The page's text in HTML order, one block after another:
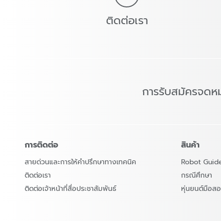
ติดต่อเรา
การรับสมัครจดห
การติดต่อ
สายด่วนและการให้คำปรึกษาทางเทคนิค
ติดต่อเรา
ติดต่อเจ้าหน้าที่สื่อประชาสัมพันธ์
สินค้า
Robot
กรณีศึกษา
หุ่นยนต์มือส